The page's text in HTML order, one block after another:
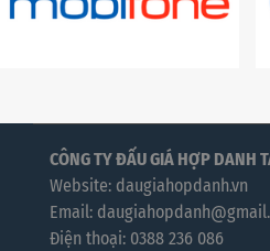
CÔNG TY ĐẤU GIÁ HỢP DANH
Website: daugiahopdanh.vn
Email:
Điện thoại: 0388 236 086